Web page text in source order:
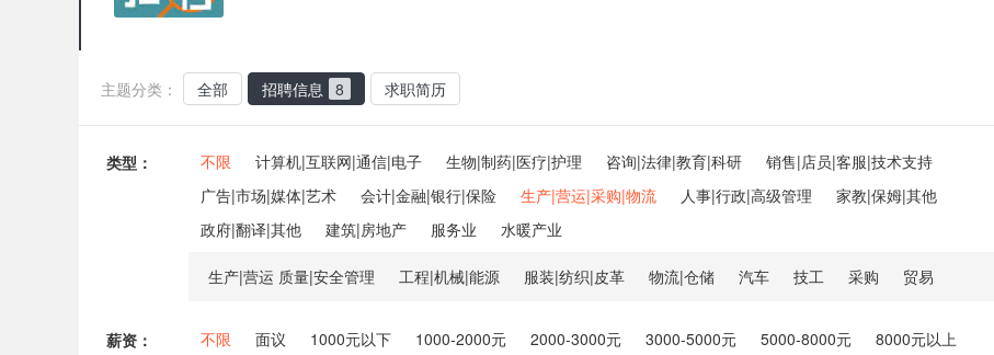
主题分类： 全部 招聘信息 8 求职简历
类型： 不限 计算机|互联网|通信|电子 生物|制药|医疗|护理 咨询|法律|教育|科研
销售|店员|客服|技术支持
广告|市场|媒体|艺术
会计|金融|银行|保险 生产|营运|采购|物流 人事|行政|高级管理
家教|保姆|其他
政府|翻译|其他
建筑|房地产 服务业 水暖产业
生产|营运 质量|安全管理 工程|机械|能源 服装|纺织|皮革 物流|仓储 汽车 技工 采购 贸易
薪资： 不限 面议 1000元以下 1000-2000元 2000-3000元 3000-5000元 5000-8000元 8000元以上